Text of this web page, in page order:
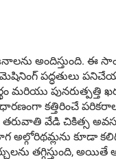
అందిస్తుంది. ఈ
పద్ధతులు
మరియు పునరుత్పత్తి
కత్తిరించే పరికరాల
వేడి చికిత్స
అల్గోరిథమ్లను కూడా
తగ్గిస్తుంది, అయితే